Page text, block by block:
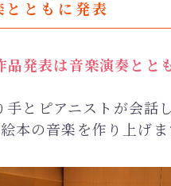
とともに発表
品発表は音楽演奏とと
手とピアニストが会話
絵本の音楽を作り上げま